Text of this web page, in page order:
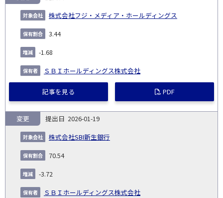
株式会社フジ・メディア・ホールディングス
3.44
-1.68
ＳＢＩホールディングス株式会社
記事を見る PDF
2026-01-19
株式会社SBI新生銀行
変更
70.54
-3.72
ＳＢＩホールディングス株式会社